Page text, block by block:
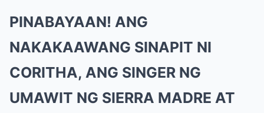
PINABAYAAN! ANG
NAKAKAAWANG SINAPIT NI
CORITHA, ANG SINGER NG
UMAWIT NG SIERRA MADRE AT